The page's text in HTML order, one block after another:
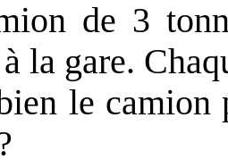
de 3
la gare.
le camion